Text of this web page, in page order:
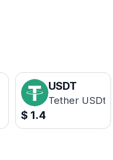
USDT
Tether USDt
$ 1.4